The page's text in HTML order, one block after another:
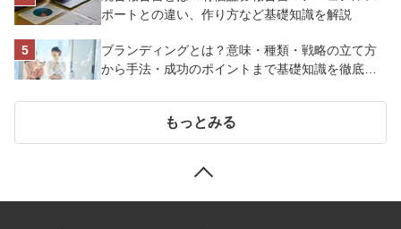
ポートとの違い、作り方など基礎知識を解説
ブランディングとは？意味・種類・戦略の立て方
から手法・成功のポイントまで基礎知識を徹底解
もっとみる